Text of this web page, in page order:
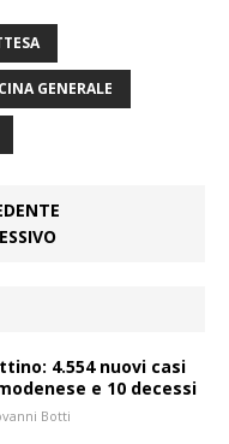
GENERALE
4.554 nuovi casi
e 10 decessi
Botti